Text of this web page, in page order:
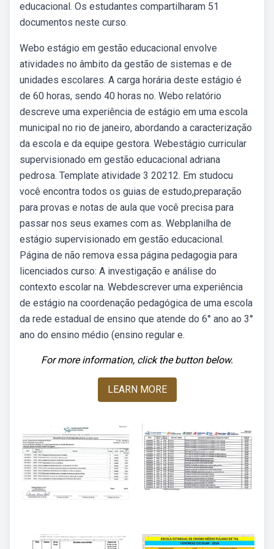
educacional. Os estudantes compartilharam 51
documentos neste curso.
Webo estágio em gestão educacional envolve
atividades no âmbito da gestão de sistemas e de
unidades escolares. A carga horária deste estágio é
de 60 horas, sendo 40 horas no. Webo relatório
descreve uma experiência de estágio em uma escola
municipal no rio de janeiro, abordando a caracterização
da escola e da equipe gestora. Webestágio curricular
supervisionado em gestão educacional adriana
pedrosa. Template atividade 3 20212. Em studocu
você encontra todos os guias de estudo,preparação
para provas e notas de aula que você precisa para
passar nos seus exames com as. Webplanilha de
estágio supervisionado em gestão educacional.
Página de não remova essa página pedagogia para
licenciados curso: A investigação e análise do
contexto escolar na. Webdescrever uma experiência
de estágio na coordenação pedagógica de uma escola
da rede estadual de ensino que atende do 6° ano ao 3°
ano do ensino médio (ensino regular e.
For more information, click the button below.
LEARN MORE